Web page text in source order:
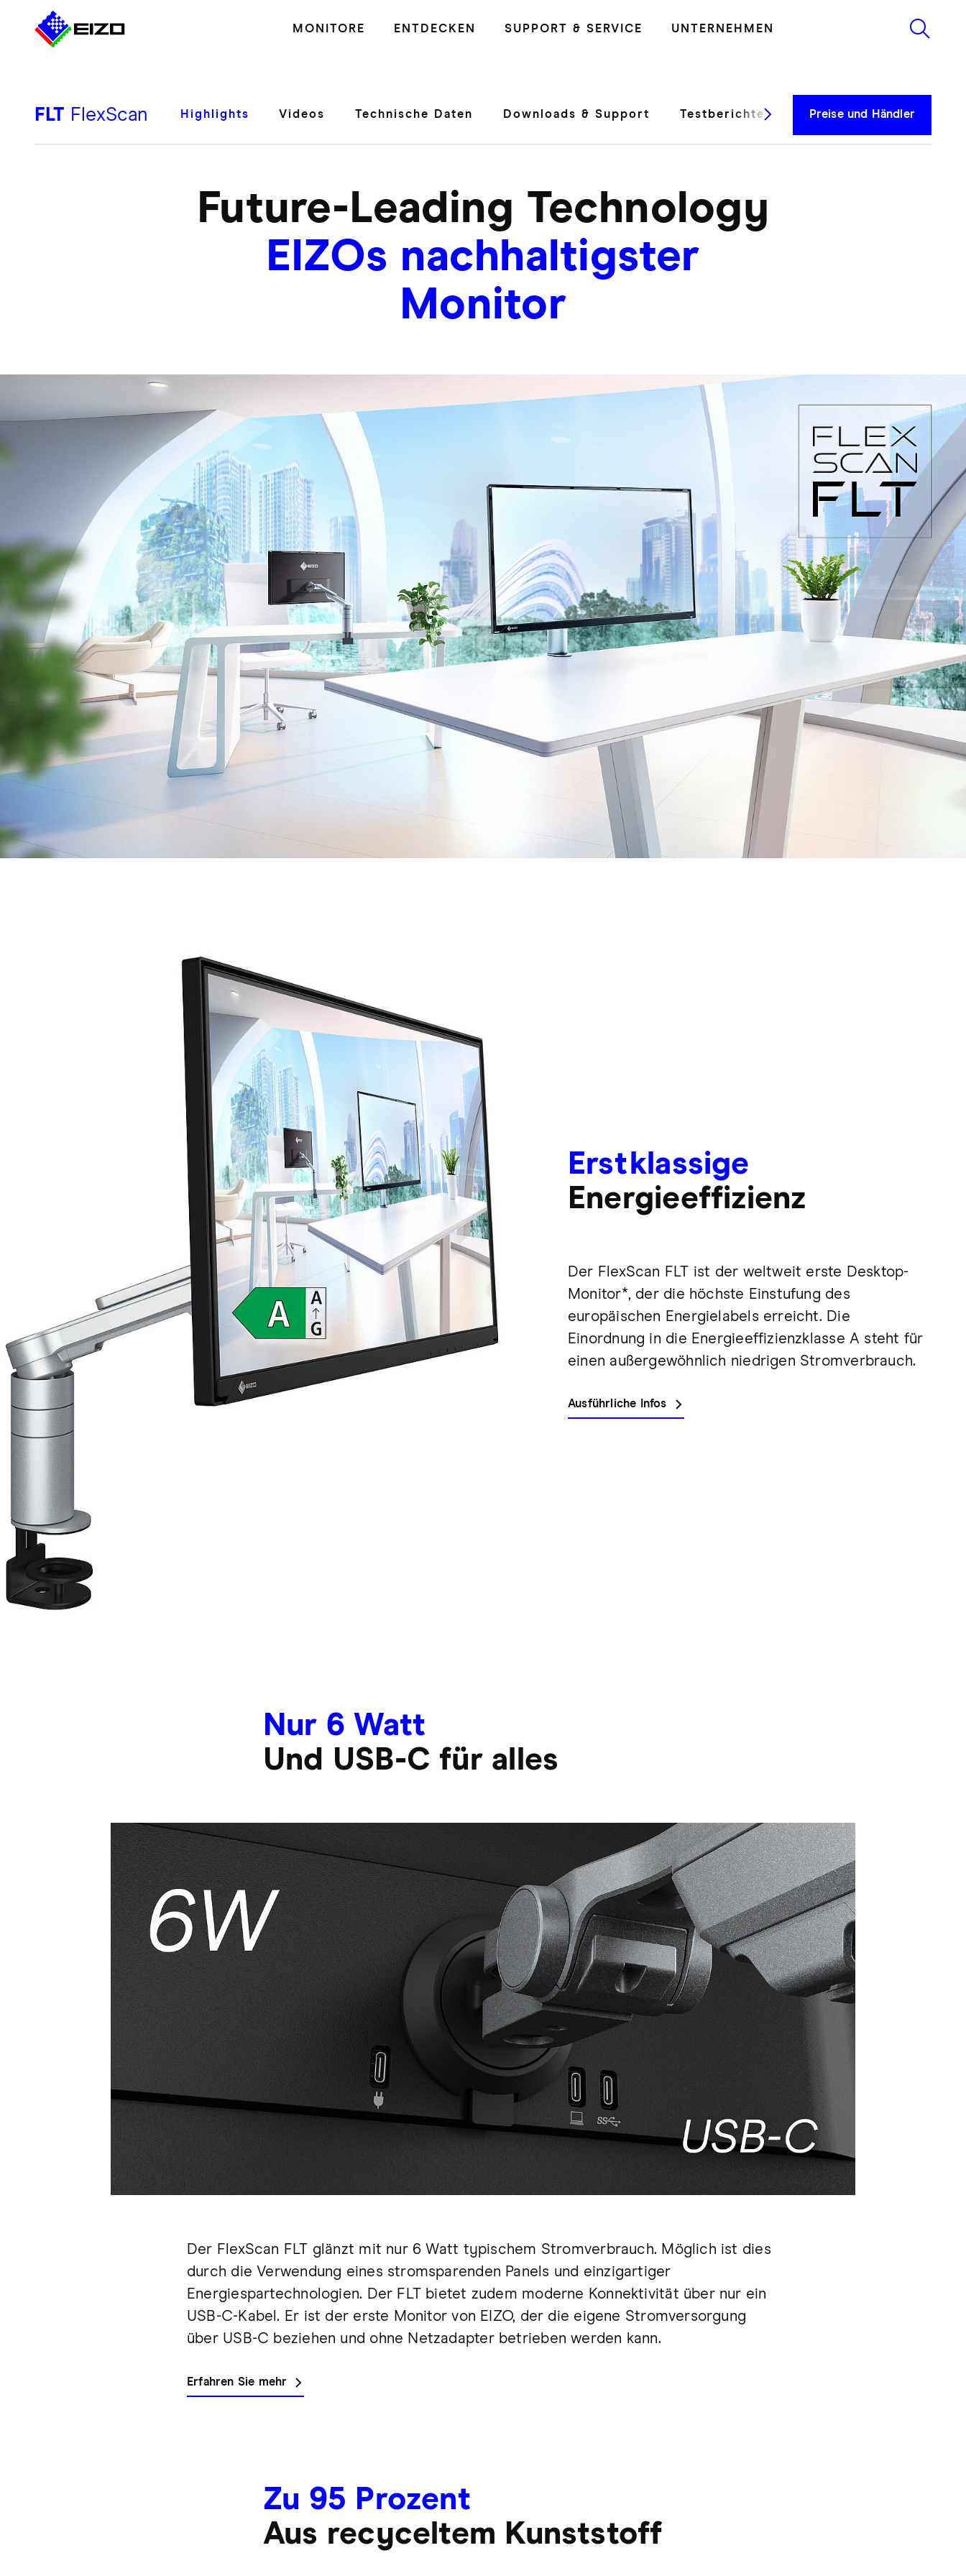
MONITORE ENTDECKEN SUPPORT & SERVICE UNTERNEHMEN
FLT FlexScan Highlights Videos Technische Daten Downloads & Support Testberichte Preise und Händler
Future-Leading Technology
EIZOs nachhaltigster
Monitor
Erstklassige
Energieeffizienz
Der FlexScan FLT ist der weltweit erste Desktop-
Monitor*, der die höchste Einstufung des
europäischen Energielabels erreicht. Die
Einordnung in die Energieeffizienzklasse A steht für
einen außergewöhnlich niedrigen Stromverbrauch.
Ausführliche Infos
Nur 6 Watt
Und USB-C für alles
Der FlexScan FLT glänzt mit nur 6 Watt typischem Stromverbrauch. Möglich ist dies
durch die Verwendung eines stromsparenden Panels und einzigartiger
Energiespartechnologien. Der FLT bietet zudem moderne Konnektivität über nur ein
USB-C-Kabel. Er ist der erste Monitor von EIZO, der die eigene Stromversorgung
über USB-C beziehen und ohne Netzadapter betrieben werden kann.
Erfahren Sie mehr
Zu 95 Prozent
Aus recyceltem Kunststoff